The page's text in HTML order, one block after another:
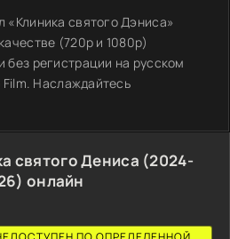
святого Дэниса»
(720p и 1080p)
регистрации на русском
Film. Наслаждайтесь
святого Дениса (2024-
онлайн